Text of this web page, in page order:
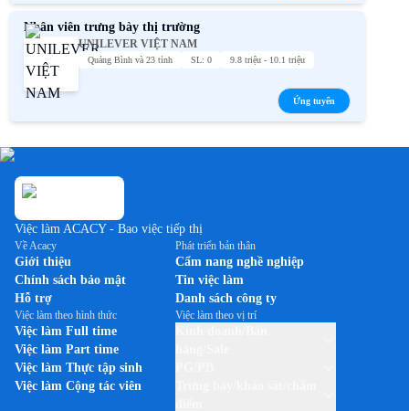
Nhân viên trưng bày thị trường
UNILEVER VIỆT NAM
Quảng Bình và 23 tỉnh SL: 0 9.8 triệu - 10.1 triệu
Ứng tuyển
Việc làm ACACY - Bao việc tiếp thị
Về Acacy
Giới thiệu
Chính sách bảo mật
Hỗ trợ
Phát triển bản thân
Cẩm nang nghề nghiệp
Tin việc làm
Danh sách công ty
Việc làm theo hình thức
Việc làm Full time
Việc làm Part time
Việc làm Thực tập sinh
Việc làm Cộng tác viên
Việc làm theo vị trí